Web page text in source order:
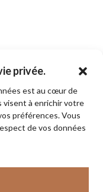
privée.
est au cœur de
visent à enrichir votre
préférences. Vous
de vos données
0,00$